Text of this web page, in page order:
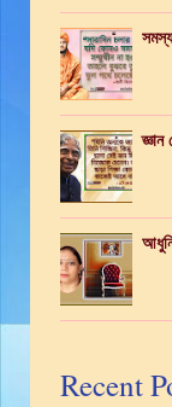
জ্ঞান
Recent